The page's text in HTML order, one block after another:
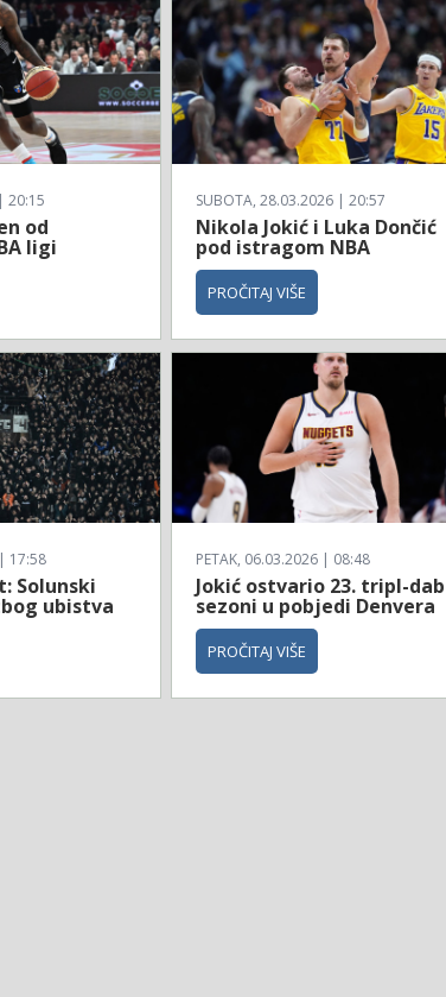
20:15
od
ligi
SUBOTA, 28.03.2026 | 20:57
Nikola Jokić i Luka Dončić
pod istragom NBA
PROČITAJ VIŠE
17:58
Solunski
ubistva
PETAK, 06.03.2026 | 08:48
Jokić ostvario 23. tripl-
sezoni u pobjedi Denvera
PROČITAJ VIŠE